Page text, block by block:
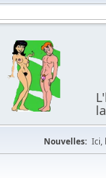
Nouvelles: Ici,